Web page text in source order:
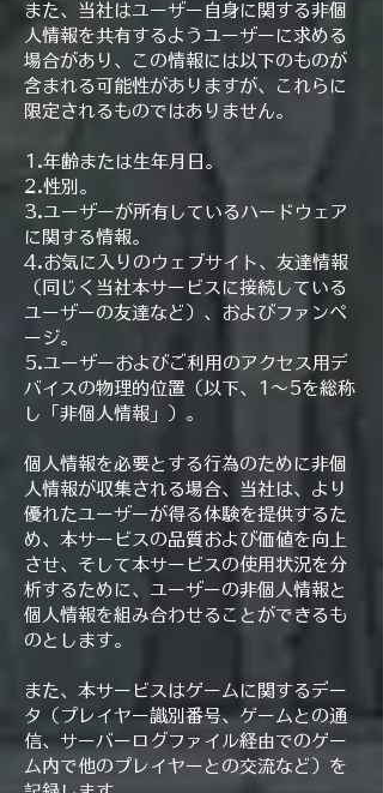
また、当社はユーザー自身に関する非個
人情報を共有するようユーザーに求める
場合があり、この情報には以下のものが
含まれる可能性がありますが、これらに
限定されるものではありません。
1.年齢または生年月日。
2.性別。
3.ユーザーが所有しているハードウェア
に関する情報。
4.お気に入りのウェブサイト、友達情報
（同じく当社本サービスに接続している
ユーザーの友達など）、およびファンペ
ージ。
5.ユーザーおよびご利用のアクセス用デ
バイスの物理的位置（以下、1～5を総称
し「非個人情報」）。
個人情報を必要とする行為のために非個
人情報が収集される場合、当社は、より
優れたユーザーが得る体験を提供するた
め、本サービスの品質および価値を向上
させ、そして本サービスの使用状況を分
析するために、ユーザーの非個人情報と
個人情報を組み合わせることができるも
のとします。
また、本サービスはゲームに関するデー
タ（プレイヤー識別番号、ゲームとの通
信、サーバーログファイル経由でのゲー
ム内で他のプレイヤーとの交流など）を